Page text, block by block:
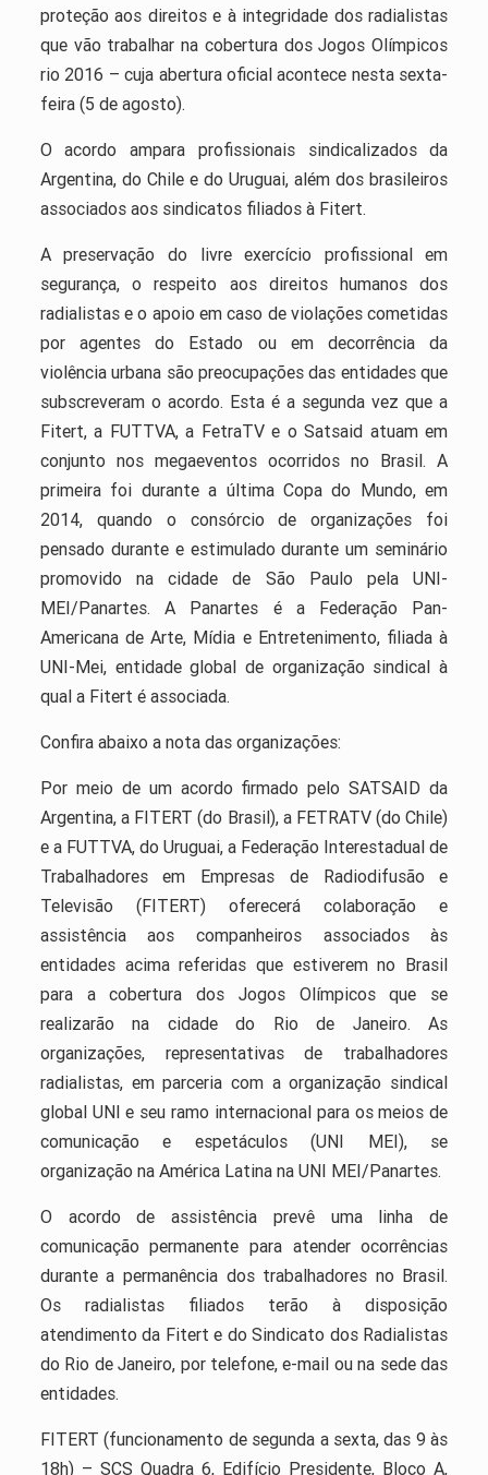
proteção aos direitos e à integridade dos radialistas
que vão trabalhar na cobertura dos Jogos Olímpicos
rio 2016 – cuja abertura oficial acontece nesta sexta-
feira (5 de agosto).
O acordo ampara profissionais sindicalizados da
Argentina, do Chile e do Uruguai, além dos brasileiros
associados aos sindicatos filiados à Fitert.
A preservação do livre exercício profissional em
segurança, o respeito aos direitos humanos dos
radialistas e o apoio em caso de violações cometidas
por agentes do Estado ou em decorrência da
violência urbana são preocupações das entidades que
subscreveram o acordo. Esta é a segunda vez que a
Fitert, a FUTTVA, a FetraTV e o Satsaid atuam em
conjunto nos megaeventos ocorridos no Brasil. A
primeira foi durante a última Copa do Mundo, em
2014, quando o consórcio de organizações foi
pensado durante e estimulado durante um seminário
promovido na cidade de São Paulo pela UNI-
MEI/Panartes. A Panartes é a Federação Pan-
Americana de Arte, Mídia e Entretenimento, filiada à
UNI-Mei, entidade global de organização sindical à
qual a Fitert é associada.
Confira abaixo a nota das organizações:
Por meio de um acordo firmado pelo SATSAID da
Argentina, a FITERT (do Brasil), a FETRATV (do Chile)
e a FUTTVA, do Uruguai, a Federação Interestadual de
Trabalhadores em Empresas de Radiodifusão e
Televisão (FITERT) oferecerá colaboração e
assistência aos companheiros associados às
entidades acima referidas que estiverem no Brasil
para a cobertura dos Jogos Olímpicos que se
realizarão na cidade do Rio de Janeiro. As
organizações, representativas de trabalhadores
radialistas, em parceria com a organização sindical
global UNI e seu ramo internacional para os meios de
comunicação e espetáculos (UNI MEI), se
organização na América Latina na UNI MEI/Panartes.
O acordo de assistência prevê uma linha de
comunicação permanente para atender ocorrências
durante a permanência dos trabalhadores no Brasil.
Os radialistas filiados terão à disposição
atendimento da Fitert e do Sindicato dos Radialistas
do Rio de Janeiro, por telefone, e-mail ou na sede das
entidades.
FITERT (funcionamento de segunda a sexta, das 9 às
18h) – SCS Quadra 6, Edifício Presidente, Bloco A,